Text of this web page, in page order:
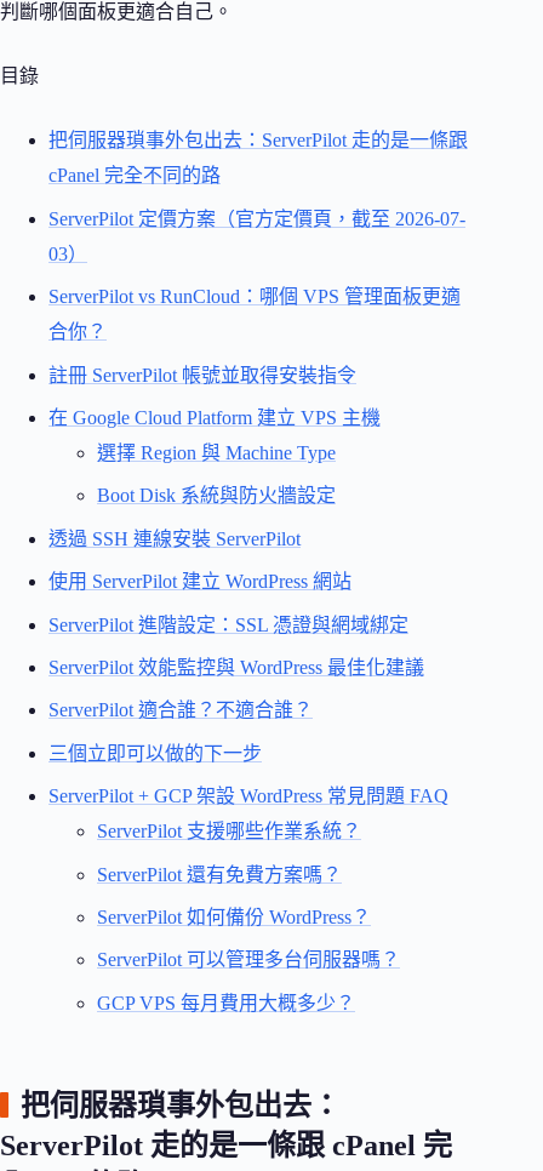
判斷哪個面板更適合自己。
目錄
把伺服器瑣事外包出去：ServerPilot 走的是一條跟
cPanel 完全不同的路
ServerPilot 定價方案（官方定價頁，截至 2026-07-
03）
ServerPilot vs RunCloud：哪個 VPS 管理面板更適
合你？
註冊 ServerPilot 帳號並取得安裝指令
在 Google Cloud Platform 建立 VPS 主機
選擇 Region 與 Machine Type
Boot Disk 系統與防火牆設定
透過 SSH 連線安裝 ServerPilot
使用 ServerPilot 建立 WordPress 網站
ServerPilot 進階設定：SSL 憑證與網域綁定
ServerPilot 效能監控與 WordPress 最佳化建議
ServerPilot 適合誰？不適合誰？
三個立即可以做的下一步
ServerPilot + GCP 架設 WordPress 常見問題 FAQ
ServerPilot 支援哪些作業系統？
ServerPilot 還有免費方案嗎？
ServerPilot 如何備份 WordPress？
ServerPilot 可以管理多台伺服器嗎？
GCP VPS 每月費用大概多少？
把伺服器瑣事外包出去：
ServerPilot 走的是一條跟 cPanel 完